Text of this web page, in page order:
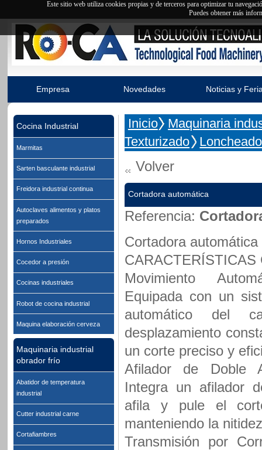
Este sitio web utiliza cookies propias y de terceros para optimizar tu
Puedes obtener más
Empresa Novedades Noticias y
Cocina Industrial
Marmitas
Sarten basculante industrial
Freidora industrial continua
Autoclaves alimentos y platos
preparados
Hornos Industriales
Cocedor a presión
Cocinas industriales
Robot de cocina industrial
Maquina elaboración cerveza
Maquinaria industrial
obrador frío
Abatidor de temperatura
industrial
Cutter industrial carne
Cortafiambres
Inicio
Maquinaria
Texturizado
Volver
Cortadora automática
Referencia:
Cortadora automática
CARACTERÍSTICAS
Movimiento
Equipada con un
automático del
desplazamiento
un corte preciso y
Afilador de Doble
Integra un afilador
afila y pule el
manteniendo la
Transmisión por